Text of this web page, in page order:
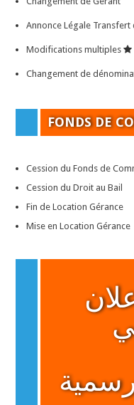
Annonce Légale Transfert
Modifications multiples
Changement de
FONDS DE
Cession du Fonds de
Cession du Droit au Bail
Fin de Location Gérance
Mise en Location Gérance